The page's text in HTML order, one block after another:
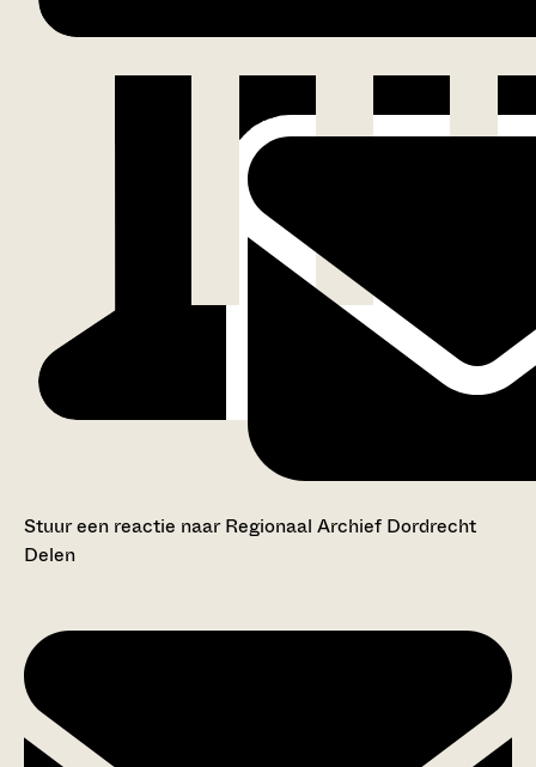
Stuur een reactie naar Regionaal Archief Dordrecht
Delen